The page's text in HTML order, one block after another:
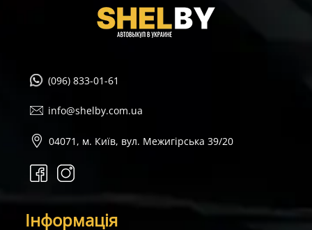
(096) 833-01-61
info@shelby.com.ua
04071, м. Київ, вул. Межигірська 39/20
Інформація